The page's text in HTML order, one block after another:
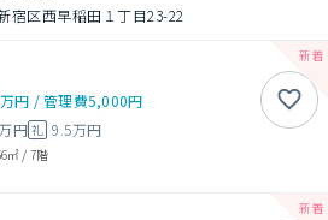
宿区西早稲田１丁目23-22
万円 /管理費5,000円
円礼 9.5万円
㎡ / 7階